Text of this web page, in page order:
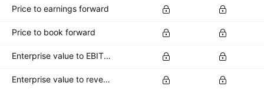
Price to earnings forward
Price to book forward
Enterprise value to EBIT forward
Enterprise value to revenue forward